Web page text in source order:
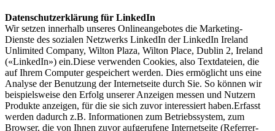
Datenschutzerklärung für LinkedIn
Wir setzen innerhalb unseres Onlineangebotes die Marketing-
Dienste des sozialen Netzwerks LinkedIn der LinkedIn Ireland
Unlimited Company, Wilton Plaza, Wilton Place, Dublin 2, Ireland
(«LinkedIn») ein.Diese verwenden Cookies, also Textdateien, die
auf Ihrem Computer gespeichert werden. Dies ermöglicht uns eine
Analyse der Benutzung der Internetseite durch Sie. So können wir
beispielsweise den Erfolg unserer Anzeigen messen und Nutzern
Produkte anzeigen, für die sie sich zuvor interessiert haben.Erfasst
werden dadurch z.B. Informationen zum Betriebssystem, zum
Browser, die von Ihnen zuvor aufgerufene Internetseite (Referrer-